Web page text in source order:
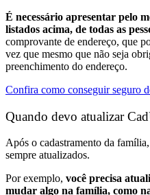
É necessário apresentar pelo
listados acima, de todas as
comprovante de endereço, que
vez que mesmo que não seja
preenchimento do endereço.
Confira como conseguir seguro
Quando devo atualizar
Após o cadastramento da
sempre atualizados.
Por exemplo, você precisa
mudar algo na família, como